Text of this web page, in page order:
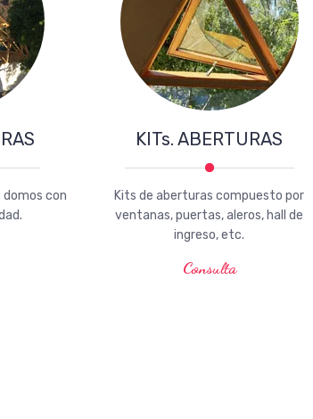
con
KITs. ABERTURAS
Kits de aberturas compuesto por
ventanas, puertas, aleros, hall de
ingreso, etc.
Consulta